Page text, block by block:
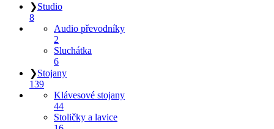
❯Studio
8
Audio převodníky
2
Sluchátka
6
❯Stojany
139
Klávesové stojany
44
Stoličky a lavice